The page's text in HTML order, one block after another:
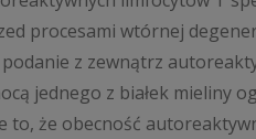
procesami wtórnej
z zewnątrz
jednego z białek mieliny
to, że obecność